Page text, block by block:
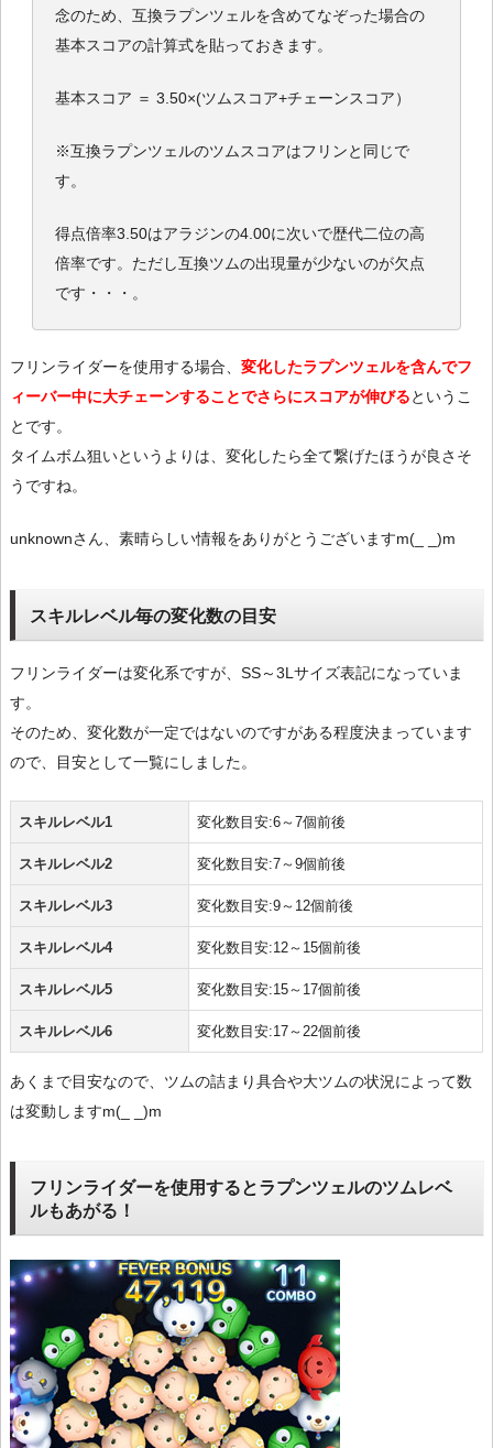
念のため、互換ラプンツェルを含めてなぞった場合の
基本スコアの計算式を貼っておきます。
基本スコア ＝ 3.50×(ツムスコア+チェーンスコア）
※互換ラプンツェルのツムスコアはフリンと同じで
す。
得点倍率3.50はアラジンの4.00に次いで歴代二位の高
倍率です。ただし互換ツムの出現量が少ないのが欠点
です・・・。
フリンライダーを使用する場合、 変化したラプンツェルを含んでフ
ィーバー中に大チェーンすることでさらにスコアが伸びるというこ
とです。
タイムボム狙いというよりは、変化したら全て繋げたほうが良さそ
うですね。
unknownさん、素晴らしい情報をありがとうございますm(_ _)m
スキルレベル毎の変化数の目安
フリンライダーは変化系ですが、SS～3Lサイズ表記になっていま
す。
そのため、変化数が一定ではないのですがある程度決まっています
ので、目安として一覧にしました。
スキルレベル1 変化数目安:6～7個前後
スキルレベル2 変化数目安:7～9個前後
スキルレベル3 変化数目安:9～12個前後
スキルレベル4 変化数目安:12～15個前後
スキルレベル5 変化数目安:15～17個前後
スキルレベル6 変化数目安:17～22個前後
あくまで目安なので、ツムの詰まり具合や大ツムの状況によって数
は変動しますm(_ _)m
フリンライダーを使用するとラプンツェルのツムレベ
ルもあがる！